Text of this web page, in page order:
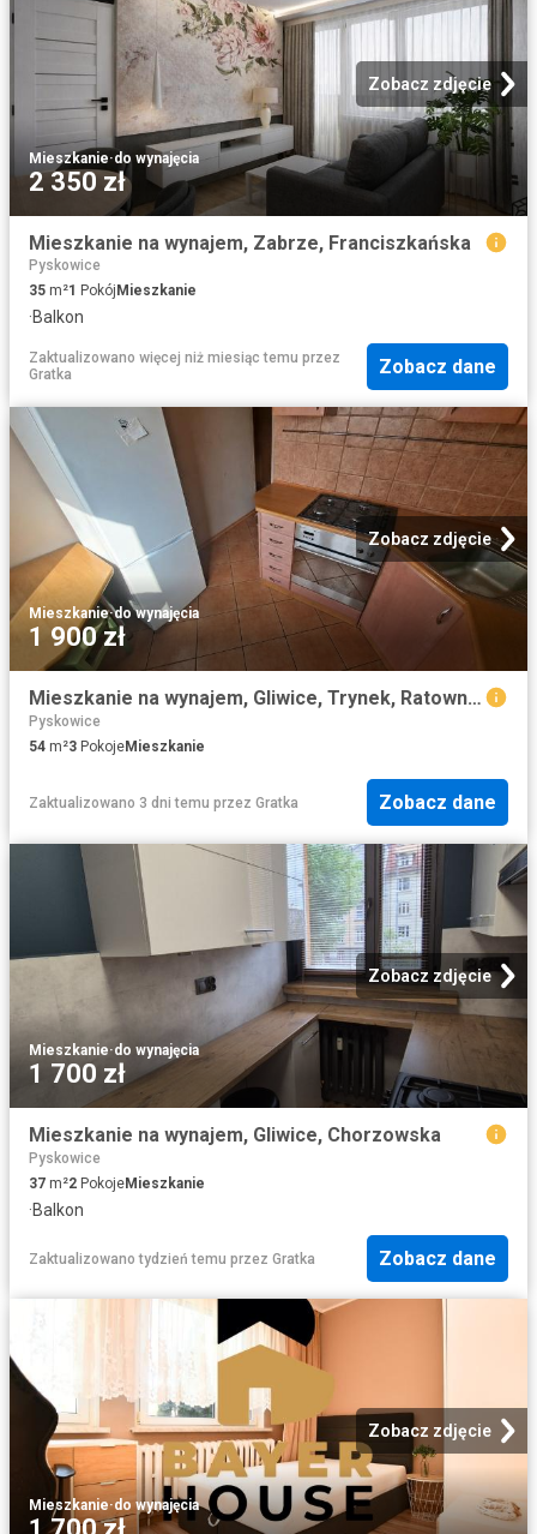
Zobacz zdjęcie
Mieszkanie·do wynajęcia
2 350 zł
Mieszkanie na wynajem, Zabrze, Franciszkańska
Pyskowice
35 m²1 Pokój Mieszkanie
·Balkon
Zaktualizowano więcej niż miesiąc temu przez
Gratka
Zobacz dane
Zobacz zdjęcie
Mieszkanie·do wynajęcia
1 900 zł
Mieszkanie na wynajem, Gliwice, Trynek, Ratowników Górniczych
Pyskowice
54 m²3 PokojeMieszkanie
Zaktualizowano 3 dni temu przez Gratka Zobacz dane
Zobacz zdjęcie
Mieszkanie·do wynajęcia
1 700 zł
Mieszkanie na wynajem, Gliwice, Chorzowska
Pyskowice
37 m²2 PokojeMieszkanie
·Balkon
Zaktualizowano tydzień temu przez Gratka Zobacz dane
Zobacz zdjęcie
Mieszkanie·do wynajęcia